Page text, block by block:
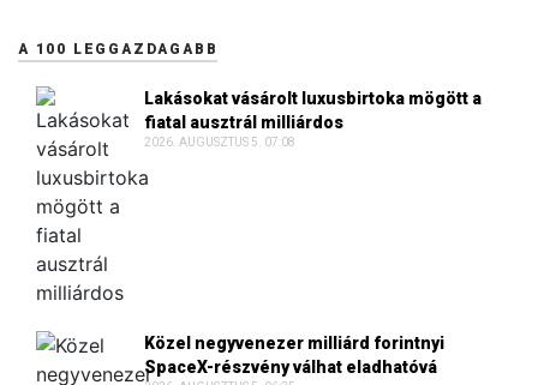
A 100 LEGGAZDAGABB
Lakásokat vásárolt luxusbirtoka mögött a
fiatal ausztrál milliárdos
2026. AUGUSZTUS 5. 07:08
Közel negyvenezer milliárd forintnyi
SpaceX-részvény válhat eladhatóvá